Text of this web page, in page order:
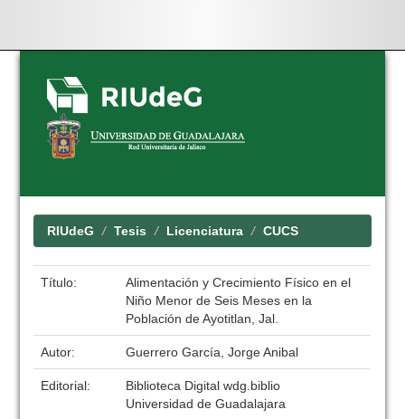
Skip
navigation
RIUdeG Tesis Licenciatura CUCS
Título:
Alimentación y Crecimiento Físico en el
Niño Menor de Seis Meses en la
Población de Ayotitlan, Jal.
Autor: Guerrero García, Jorge Anibal
Editorial:
Biblioteca Digital wdg.biblio
Universidad de Guadalajara